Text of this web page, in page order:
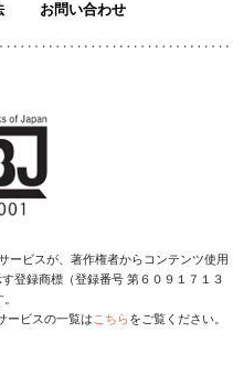
お問い合わせ
ービスが、著作権者からコンテンツ使用
登録商標（登録番号 第６０９１７１３
ービスの一覧は こちらをご覧ください。